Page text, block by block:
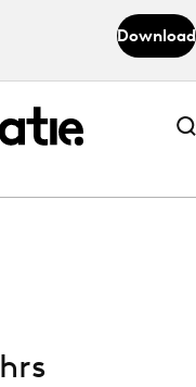
Download
Abonneer nu
Abonneer nu
de Adformatie